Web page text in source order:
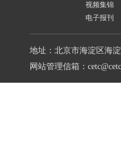
视频集锦
电子报刊
地址：北京市海淀区海
网站管理信箱：